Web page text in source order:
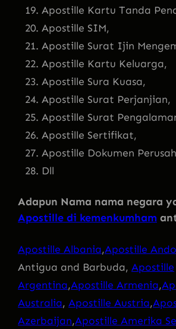
Apostille Kartu Tanda
Apostille SIM,
Apostille Surat Ijin
Apostille Kartu Keluarga,
Apostille Sura Kuasa,
Apostille Surat Perjanjian,
Apostille Surat
Apostille Sertifikat,
Apostille Dokumen
Dll
Adapun Nama nama negara
Apostille di kemenkumham
Apostille Albania,Apostille
Antigua and Barbuda, Apostille
Argentina,Apostille Armenia,
Australia, Apostille Austria,
Azerbaijan,Apostille Amerika